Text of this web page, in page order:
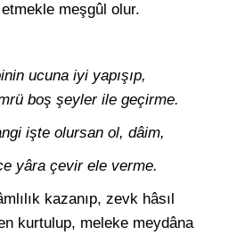
meşgûl olur.
ucuna iyi yapışıp,
boş şeyler ile geçirme.
işte olursan ol, dâim,
yâra çevir ele verme.
kazanıp, zevk hâsıl
kurtulup, meleke meydâna